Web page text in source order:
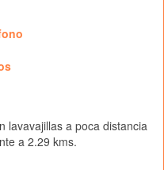
lavavajillas a poca distancia
a 2.29 kms.